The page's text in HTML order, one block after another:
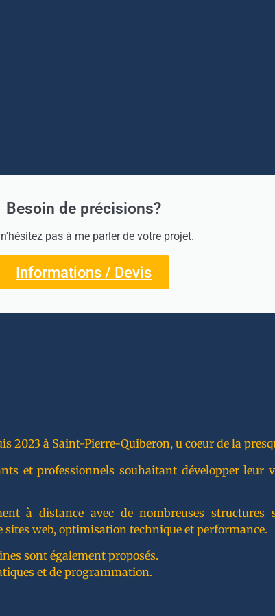
Besoin de précisions?
pas à me parler de votre projet.
Informations / Devis
2023 à Saint-Pierre-Quiberon, u coeur de la
et professionnels souhaitant développer
à distance avec de nombreuses structures
web, optimisation technique et performance.
sont également proposés.
et de programmation.